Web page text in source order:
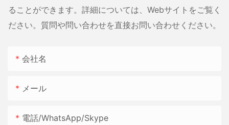
ることができます。詳細については、Webサイトをご覧く
ださい。質問や問い合わせを直接お問い合わせください。
会社名
メール
電話/WhatsApp/Skype